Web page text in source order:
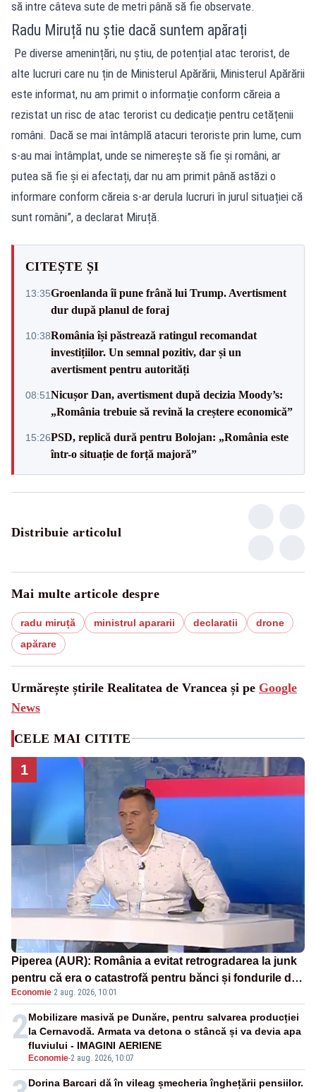
să intre câteva sute de metri până să fie observate.
Radu Miruță nu știe dacă suntem apărați
Pe diverse amenințări, nu știu, de potențial atac terorist, de
alte lucruri care nu țin de Ministerul Apărării, Ministerul Apărării
este informat, nu am primit o informație conform căreia a
rezistat un risc de atac terorist cu dedicație pentru cetățenii
români. Dacă se mai întâmplă atacuri teroriste prin lume, cum
s-au mai întâmplat, unde se nimerește să fie și români, ar
putea să fie și ei afectați, dar nu am primit până astăzi o
informare conform căreia s-ar derula lucruri în jurul situației că
sunt români”, a declarat Miruță.
CITEȘTE ȘI
13:35Groenlanda îi pune frână lui Trump. Avertisment
dur după planul de foraj
10:38România își păstrează ratingul recomandat
investițiilor. Un semnal pozitiv, dar și un
avertisment pentru autorități
08:51Nicușor Dan, avertisment după decizia Moody’s:
„România trebuie să revină la creștere economică”
15:26PSD, replică dură pentru Bolojan: „România este
într-o situație de forță majoră”
Distribuie articolul
Mai multe articole despre
radu miruță ministrul apararii declaratii
drone
apărare
Urmărește știrile Realitatea de Vrancea și pe Google
News
CELE MAI CITITE
1
Piperea (AUR): România a evitat retrogradarea la junk
pentru că era o catastrofă pentru bănci și fondurile de
pensii
Economie·2 aug. 2026, 10:01
2
Economie-2 aug. 2026, 10:07
Mobilizare masivă pe Dunăre, pentru salvarea producției
la Cernavodă. Armata va detona o stâncă și va devia apa
fluviului - IMAGINI AERIENE
Dorina Barcari dă în vileag șmecheria înghețării pensiilor.